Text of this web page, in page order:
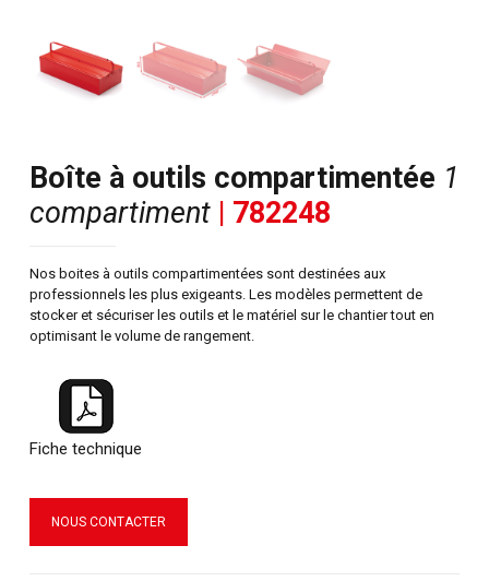
Boîte à outils compartimentée 1
compartiment | 782248
Nos boites à outils compartimentées sont destinées aux
professionnels les plus exigeants. Les modèles permettent de
stocker et sécuriser les outils et le matériel sur le chantier tout en
optimisant le volume de rangement.
Fiche technique
NOUS CONTACTER